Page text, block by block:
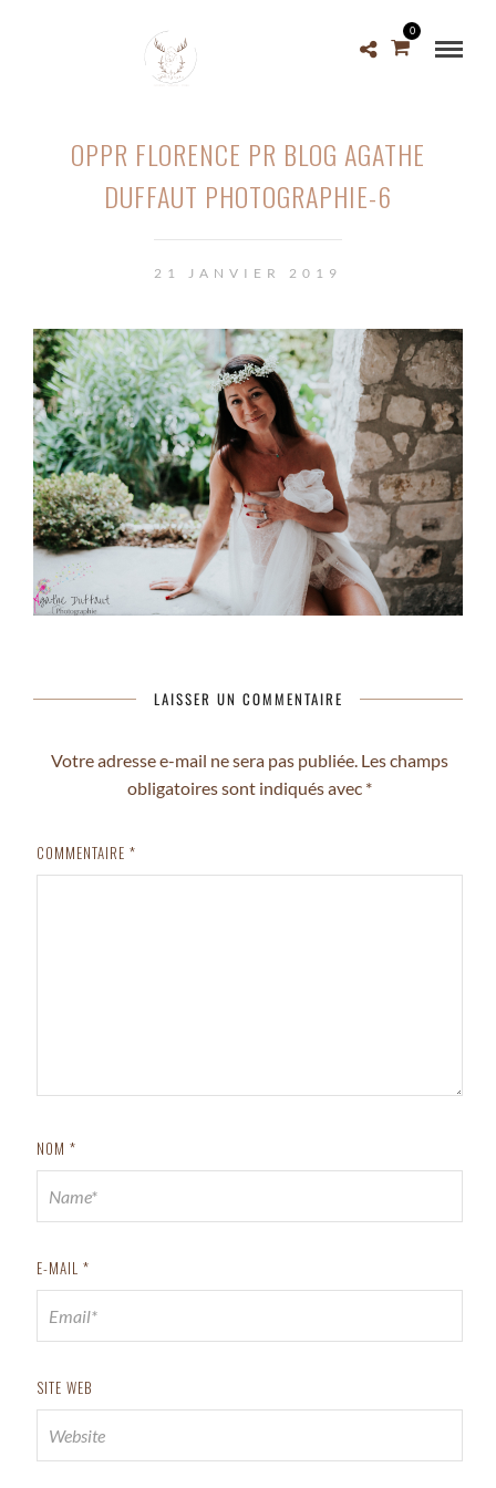
0
OPPR FLORENCE PR BLOG AGATHE
DUFFAUT PHOTOGRAPHIE-6
21 JANVIER 2019
LAISSER UN COMMENTAIRE
Votre adresse e-mail ne sera pas publiée. Les champs
obligatoires sont indiqués avec *
COMMENTAIRE *
NOM *
E-MAIL *
SITE WEB